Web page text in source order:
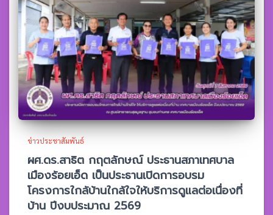
ข่าวประชาสัมพันธ์
ผศ.ดร.สาธิต กฤตลักษณ์ ประธานสภาเทศบาล
เมืองร้อยเอ็ด เป็นประธานเปิดการอบรม
โครงการใกล้บ้านใกล้ใจให้บริการดูแลต่อเนื่องที่
บ้าน ปีงบประมาณ 2569